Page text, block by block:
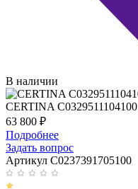
В наличии
CERTINA C0329511104100
63 800 ₽
Подробнее
Задать вопрос
Артикул C0237391705100